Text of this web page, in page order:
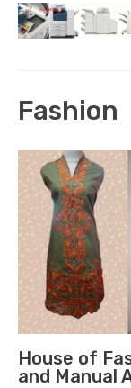
Fashion
House of
and Manual